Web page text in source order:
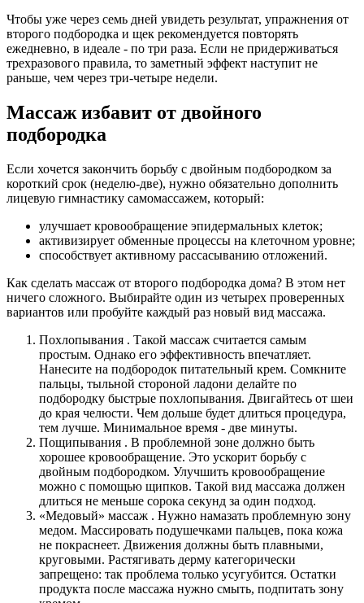
Чтобы уже через семь дней увидеть результат, упражнения от
второго подбородка и щек рекомендуется повторять
ежедневно, в идеале - по три раза. Если не придерживаться
трехразового правила, то заметный эффект наступит не
раньше, чем через три-четыре недели.
Массаж избавит от двойного
подбородка
Если хочется закончить борьбу с двойным подбородком за
короткий срок (неделю-две), нужно обязательно дополнить
лицевую гимнастику самомассажем, который:
улучшает кровообращение эпидермальных клеток;
активизирует обменные процессы на клеточном уровне;
способствует активному рассасыванию отложений.
Как сделать массаж от второго подбородка дома? В этом нет
ничего сложного. Выбирайте один из четырех проверенных
вариантов или пробуйте каждый раз новый вид массажа.
Похлопывания . Такой массаж считается самым
простым. Однако его эффективность впечатляет.
Нанесите на подбородок питательный крем. Сомкните
пальцы, тыльной стороной ладони делайте по
подбородку быстрые похлопывания. Двигайтесь от шеи
до края челюсти. Чем дольше будет длиться процедура,
тем лучше. Минимальное время - две минуты.
Пощипывания . В проблемной зоне должно быть
хорошее кровообращение. Это ускорит борьбу с
двойным подбородком. Улучшить кровообращение
можно с помощью щипков. Такой вид массажа должен
длиться не меньше сорока секунд за один подход.
«Медовый» массаж . Нужно намазать проблемную зону
медом. Массировать подушечками пальцев, пока кожа
не покраснеет. Движения должны быть плавными,
круговыми. Растягивать дерму категорически
запрещено: так проблема только усугубится. Остатки
продукта после массажа нужно смыть, подпитать зону